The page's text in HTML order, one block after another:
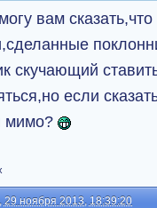
вам
скучающий
если
мимо?
29 ноября 2013, 18:39:20